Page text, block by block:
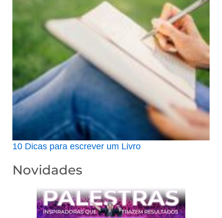
10 Dicas para escrever um Livro
Novidades